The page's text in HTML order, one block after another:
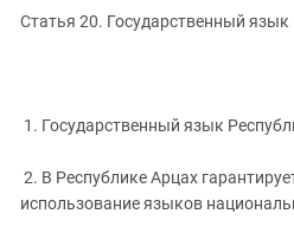
Статья 20. Государственный
1. Государственный язык
2. В Республике Арцах
использование языков